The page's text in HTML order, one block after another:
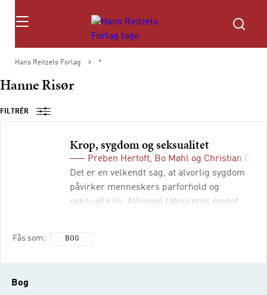
Søg
Hans Reitzels Forlag *
Hanne Risør
FILTRÉR
Krop, sygdom og seksualitet
Preben Hertoft, Bo Møhl og Christian
Det er en velkendt sag, at alvorlig sygdom
påvirker menneskers parforhold og
seksuelle liv. Alligevel tabuiseres emnet
Fås som BOG
Bog